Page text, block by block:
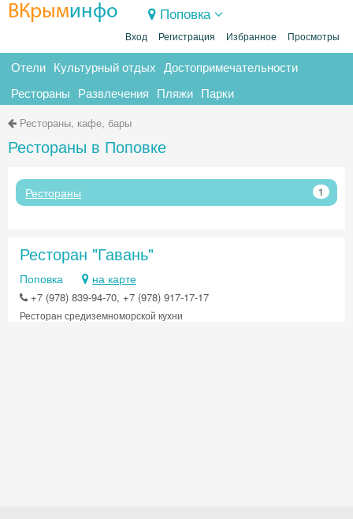
ВКрыминфо Поповка
Вход Регистрация Избранное Просмотры
Отели Культурный отдых Достопримечательности
Рестораны Развлечения Пляжи Парки
Рестораны, кафе, бары
Рестораны в Поповке
Рестораны 1
Ресторан "Гавань"
Поповка на карте
+7 (978) 839-94-70, +7 (978) 917-17-17
Ресторан средиземноморской кухни